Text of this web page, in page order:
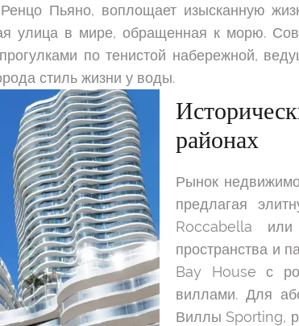
Пьяно, воплощает изысканную
улица в мире, обращенная к морю.
по тенистой набережной,
стиль жизни у воды.
районах
Рынок
предлагая
Roccabella
пространства и
Bay House с
виллами. Для
Виллы Sporting,